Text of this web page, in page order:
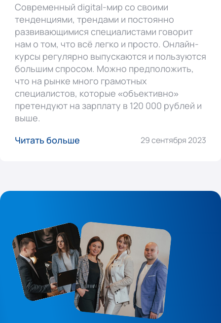
Современный digital-мир со своими
тенденциями, трендами и постоянно
развивающимися специалистами говорит
нам о том, что всё легко и просто. Онлайн-
курсы регулярно выпускаются и пользуются
большим спросом. Можно предположить,
что на рынке много грамотных
специалистов, которые «объективно»
претендуют на зарплату в 120 000 рублей и
выше.
Читать больше
29 сентября 2023